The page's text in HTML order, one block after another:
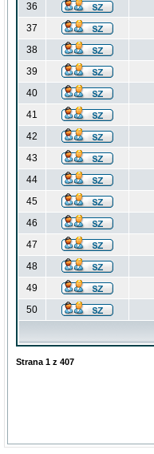
36
37
38
39
40
41
42
43
44
45
46
47
48
49
50
Strana 1 z 407